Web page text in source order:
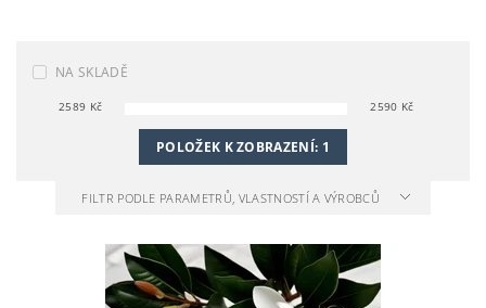
NA SKLADĚ
2589 Kč 2590 Kč
POLOŽEK K ZOBRAZENÍ: 1
FILTR PODLE PARAMETRŮ, VLASTNOSTÍ A VÝROBCŮ